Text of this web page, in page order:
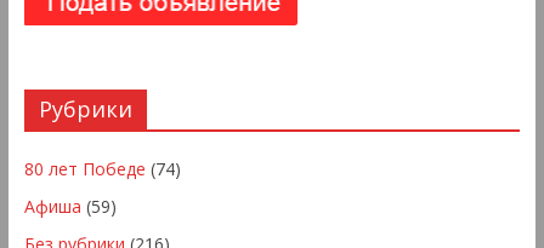
Рубрики
80 лет Победе (74)
Афиша (59)